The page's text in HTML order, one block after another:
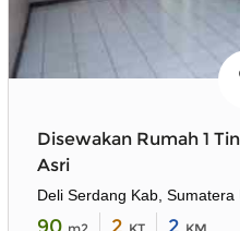
Disewakan Rumah 1
Asri
Deli Serdang Kab, Sumatera